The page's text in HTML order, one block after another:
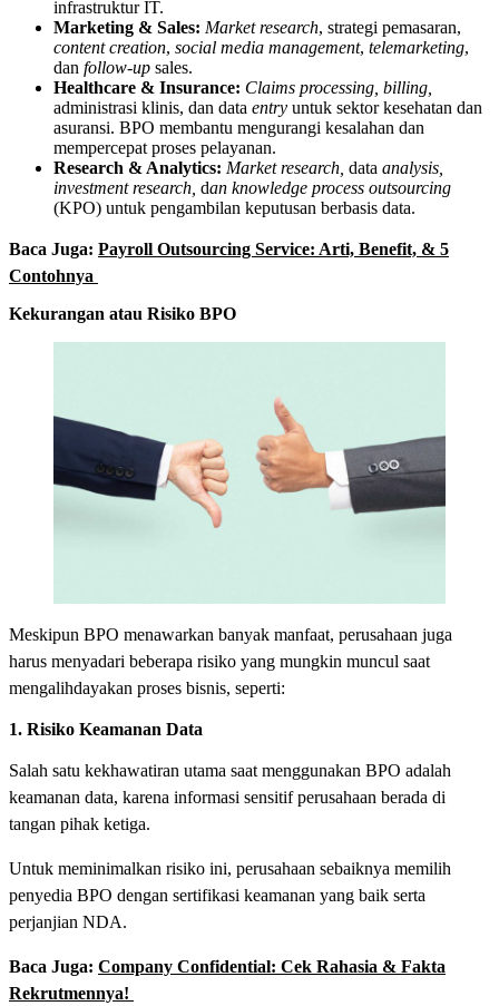
infrastruktur IT.
Marketing & Sales: Market research, strategi pemasaran,
content creation, social media management, telemarketing,
dan follow-up sales.
Healthcare & Insurance: Claims processing, billing,
administrasi klinis, dan data entry untuk sektor kesehatan dan
asuransi. BPO membantu mengurangi kesalahan dan
mempercepat proses pelayanan.
Research & Analytics: Market research, data analysis,
investment research, dan knowledge process outsourcing
(KPO) untuk pengambilan keputusan berbasis data.
Baca Juga: Payroll Outsourcing Service: Arti, Benefit, & 5
Contohnya
Kekurangan atau Risiko BPO
Meskipun BPO menawarkan banyak manfaat, perusahaan juga
harus menyadari beberapa risiko yang mungkin muncul saat
mengalihdayakan proses bisnis, seperti:
1. Risiko Keamanan Data
Salah satu kekhawatiran utama saat menggunakan BPO adalah
keamanan data, karena informasi sensitif perusahaan berada di
tangan pihak ketiga.
Untuk meminimalkan risiko ini, perusahaan sebaiknya memilih
penyedia BPO dengan sertifikasi keamanan yang baik serta
perjanjian NDA.
Baca Juga: Company Confidential: Cek Rahasia & Fakta
Rekrutmennya!